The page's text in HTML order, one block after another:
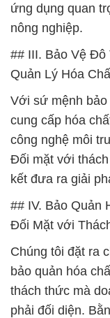
ứng dụng quan
nông nghiệp.
## III. Bảo Vệ Đô
Quản Lý Hóa
Với sứ mệnh bảo
cung cấp hóa
công nghệ môi
Đối mặt với
kết đưa ra giải
## IV. Bảo Quản
Đối Mặt với
Chúng tôi đặt ra
bảo quản hóa
thách thức mà
phải đối diện.